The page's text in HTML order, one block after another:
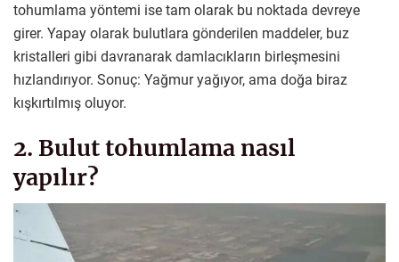
tohumlama yöntemi ise tam olarak bu noktada devreye
girer. Yapay olarak bulutlara gönderilen maddeler, buz
kristalleri gibi davranarak damlacıkların birleşmesini
hızlandırıyor. Sonuç: Yağmur yağıyor, ama doğa biraz
kışkırtılmış oluyor.
2. Bulut tohumlama nasıl
yapılır?